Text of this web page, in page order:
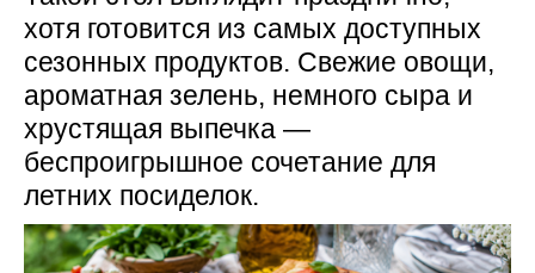
хотя готовится из самых доступных
сезонных продуктов. Свежие овощи,
ароматная зелень, немного сыра и
хрустящая выпечка —
беспроигрышное сочетание для
летних посиделок.